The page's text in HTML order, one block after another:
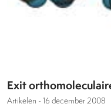
Exit
Artikelen - 16 december 2008